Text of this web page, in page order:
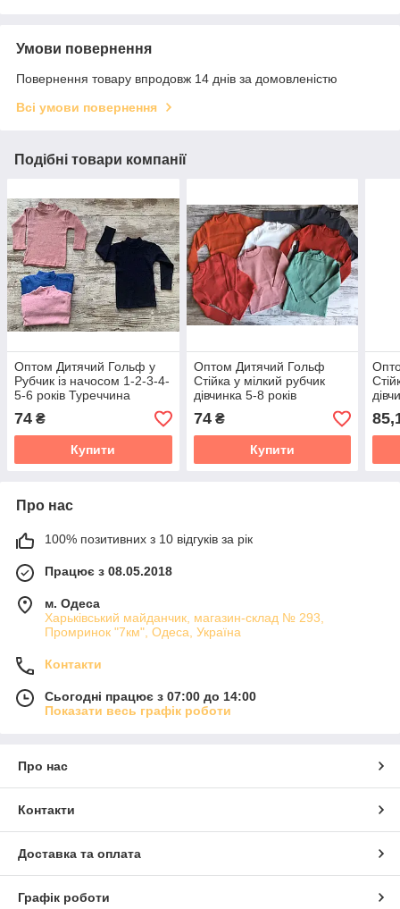
Умови повернення
Повернення товару впродовж 14 днів за домовленістю
Всі умови повернення
Подібні товари компанії
Оптом Дитячий Гольф у
Рубчик із начосом 1-2-3-4-
5-6 років Туреччина
74 ₴
Купити
Оптом Дитячий Гольф
Стійка у мілкий рубчик
дівчинка 5-8 років
74₴
Купити
Про нас
100% позитивних з 10 відгуків за рік
Працює з 08.05.2018
м. Одеса
Харьківський майданчик, магазин-склад № 293,
Промринок "7км", Одеса, Україна
Контакти
Сьогодні працює з 07:00 до 14:00
Показати весь графік роботи
Про нас
Контакти
Доставка та оплата
Графік роботи